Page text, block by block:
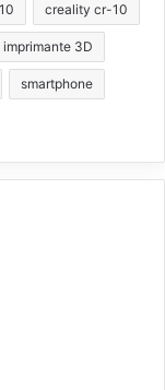
creality cr-10
imprimante 3D
smartphone